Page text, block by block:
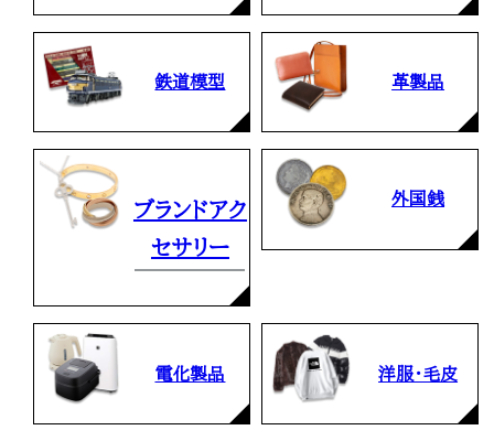
鉄道模型 革製品
ブランドアク
セサリー
外国銭
電化製品 洋服・毛皮